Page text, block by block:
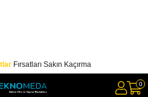
Fırsatları Sakın Kaçırma
0